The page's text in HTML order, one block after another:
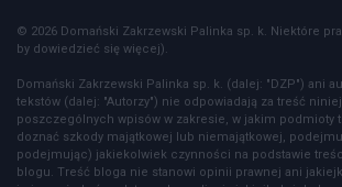
© 2026 Domański Zakrzewski Palinka sp. k. Niektóre
by dowiedzieć się więcej).
Domański Zakrzewski Palinka sp. k. (dalej: "DZP") ani
tekstów (dalej: "Autorzy") nie odpowiadają za treść
poszczególnych wpisów w zakresie, w jakim podmioty
doznać szkody majątkowej lub niemajątkowej,
podejmując) jakiekolwiek czynności na podstawie
blogu. Treść bloga nie stanowi opinii prawnej ani